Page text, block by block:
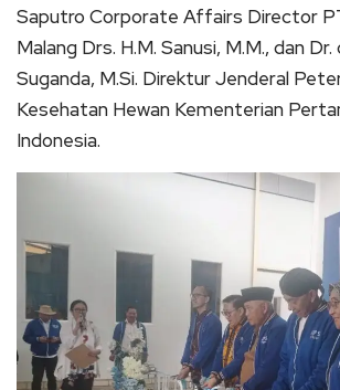
Saputro Corporate Affairs Director
Malang Drs. H.M. Sanusi, M.M., dan
Suganda, M.Si. Direktur Jenderal
Kesehatan Hewan Kementerian
Indonesia.